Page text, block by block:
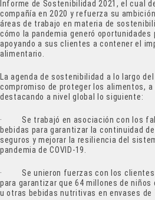
Informe de Sostenibilidad 2021, el cual
compañía en 2020 y refuerza su
áreas de trabajo en materia de
cómo la pandemia generó oportunidades
apoyando a sus clientes a contener el
alimentario.
La agenda de sostenibilidad a lo largo
compromiso de proteger los alimentos,
destacando a nivel global lo siguiente:
· Se trabajó en asociación con los
bebidas para garantizar la continuidad
seguros y mejorar la resiliencia del
pandemia de COVID-19.
· Se unieron fuerzas con los clientes
para garantizar que 64 millones de niños
u otras bebidas nutritivas en envases de